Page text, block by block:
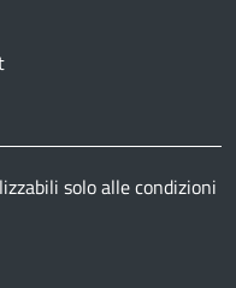
solo alle condizioni